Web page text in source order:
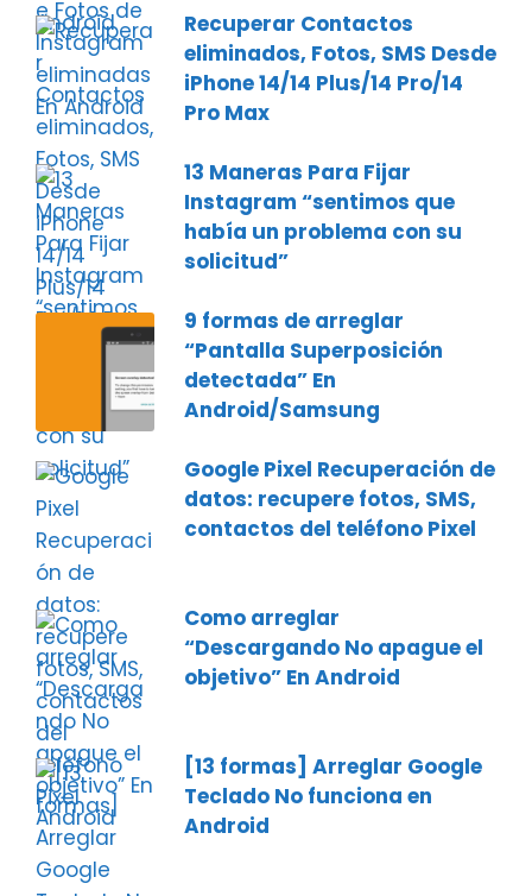
Recuperar Contactos
eliminados, Fotos, SMS Desde
iPhone 14/14 Plus/14 Pro/14
Pro Max
13 Maneras Para Fijar
Instagram “sentimos que
había un problema con su
solicitud”
9 formas de arreglar
“Pantalla Superposición
detectada” En
Android/Samsung
Google Pixel Recuperación de
datos: recupere fotos, SMS,
contactos del teléfono Pixel
Como arreglar
“Descargando No apague el
objetivo” En Android
[13 formas] Arreglar Google
Teclado No funciona en
Android